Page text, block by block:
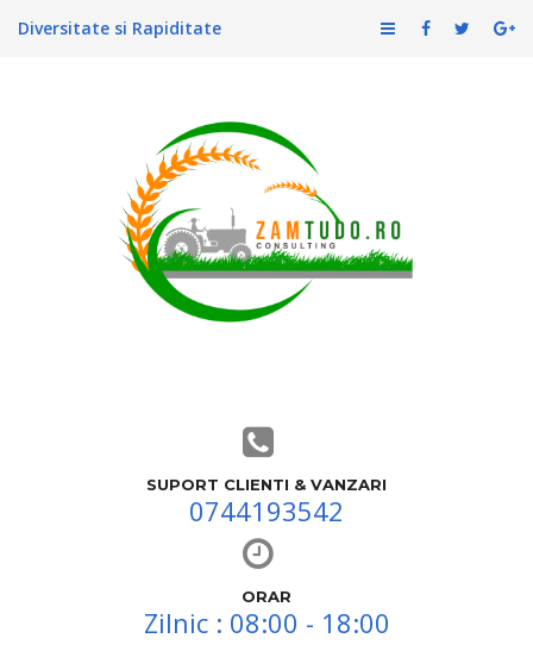
Diversitate si Rapiditate
SUPORT CLIENTI & VANZARI
0744193542
ORAR
Zilnic : 08:00 - 18:00